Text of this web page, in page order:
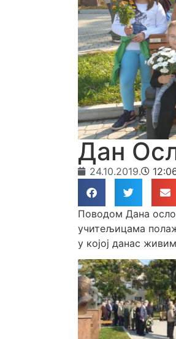
Дан
24.10.2019.
Поводом Дана
учитељицама
у којој данас